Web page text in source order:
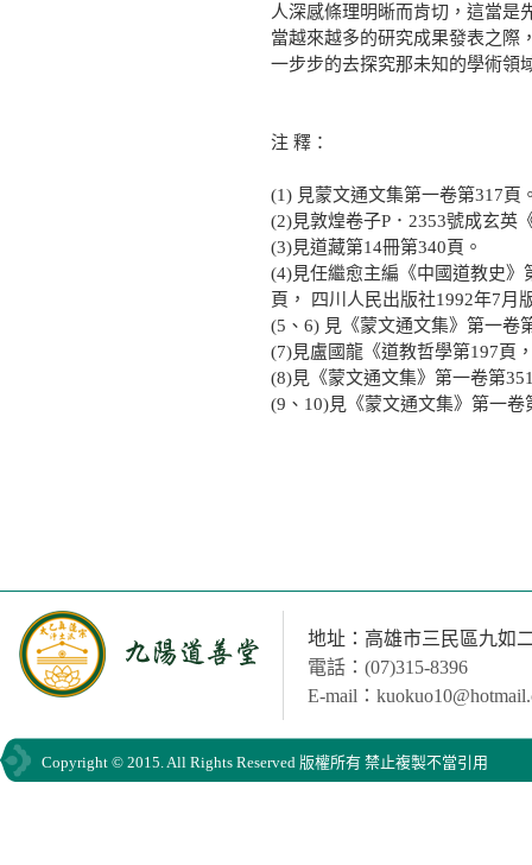
人深感條理明晰而肯切，這當是
當越來越多的研究成果發表之際
一步步的去探究那未知的學術領
注 釋：
(1) 見蒙文通文集第一卷第317頁
(2)見敦煌卷子P．2353號成玄英
(3)見道藏第14冊第340頁。
(4)見任繼愈主編《中國道教史》
頁， 四川人民出版社1992年7月
(5、6) 見《蒙文通文集》第一卷
(7)見盧國龍《道教哲學第197頁
(8)見《蒙文通文集》第一卷第
(9、10)見《蒙文通文集》第一卷
地址：高雄市三民區九如
電話：(07)315-8396
E-mail：
Copyright © 2015. All Rights Reserved 版權所有 禁止複製不當引用